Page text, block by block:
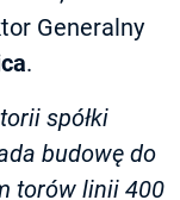
Generalny
.
spółki
budowę do
torów linii 400